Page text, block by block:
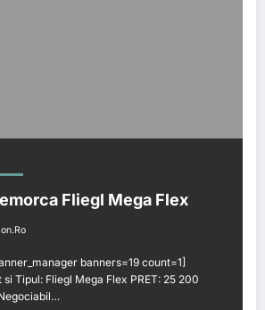
Fliegl Mega Flex
banners=19 count=1]
si Tipul: Fliegl Mega Flex PRET: 25 200